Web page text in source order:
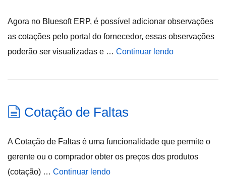
Agora no Bluesoft ERP, é possível adicionar observações
as cotações pelo portal do fornecedor, essas observações
poderão ser visualizadas e … Continuar lendo
Cotação de Faltas
A Cotação de Faltas é uma funcionalidade que permite o
gerente ou o comprador obter os preços dos produtos
(cotação) … Continuar lendo